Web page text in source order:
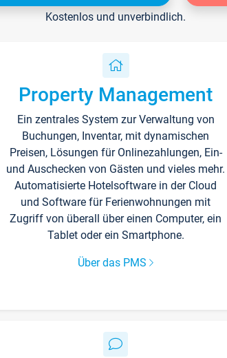
Kostenlos und unverbindlich.
Property Management
Ein zentrales System zur Verwaltung von
Buchungen, Inventar, mit dynamischen
Preisen, Lösungen für Onlinezahlungen, Ein-
und Auschecken von Gästen und vieles mehr.
Automatisierte Hotelsoftware in der Cloud
und Software für Ferienwohnungen mit
Zugriff von überall über einen Computer, ein
Tablet oder ein Smartphone.
Über das PMS